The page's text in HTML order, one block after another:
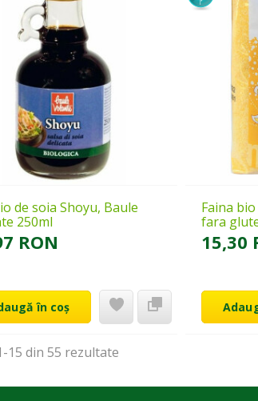
de soia Shoyu, Baule
250ml
RON
în coș
Faina
fara
15,30
15 din 55 rezultate